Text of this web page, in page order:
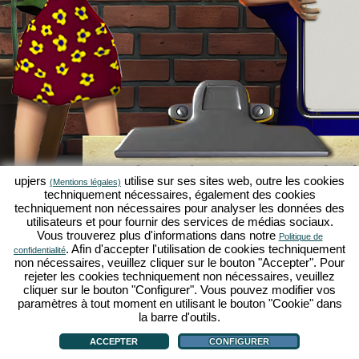
Simulation économique
jeux par navigateur d'upjers
Kapilands fait partie des meilleursjeux par
véritable jeu rétropour les fans de simulations
upjers, il a été élu "MMO of the Year" et
fans dejeux stratégiques en ligne. Ici, tu peux
économique en tant qu'entrepreneur et faire
simulations économiques!
upjers (Mentions légales) utilise sur ses sites web, outre les cookies
techniquement nécessaires, également des cookies
techniquement non nécessaires pour analyser les données des
utilisateurs et pour fournir des services de médias sociaux.
Vous trouverez plus d'informations dans notre Politique de
confidentialité. Afin d'accepter l'utilisation de cookies techniquement
non nécessaires, veuillez cliquer sur le bouton "Accepter". Pour
rejeter les cookies techniquement non nécessaires, veuillez
cliquer sur le bouton "Configurer". Vous pouvez modifier vos
paramètres à tout moment en utilisant le bouton "Cookie" dans
la barre d'outils.
ACCEPTER CONFIGURER